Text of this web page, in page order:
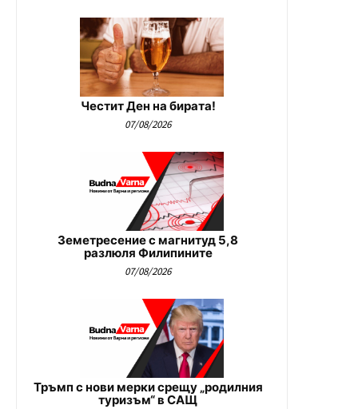
Честит Ден на бирата!
07/08/2026
Земетресение с магнитуд 5,8
разлюля Филипините
07/08/2026
Тръмп с нови мерки срещу „родилния
туризъм“ в САЩ